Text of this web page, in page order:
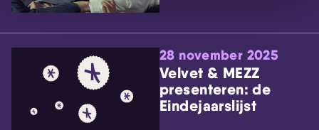
28 november 2025
Velvet & MEZZ
presenteren: de
Eindejaarslijst